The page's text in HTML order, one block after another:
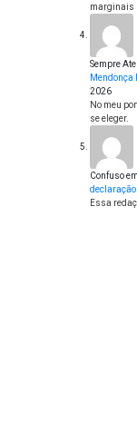
marginais
Sempre
Mendonça
2026
No meu
se eleger.
Confusoem
declaração
Essa